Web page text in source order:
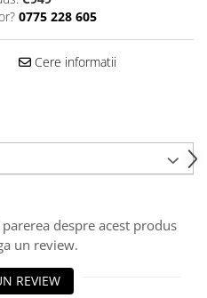
0775 228 605
Cere informatii
despre acest produs
un review.
REVIEW